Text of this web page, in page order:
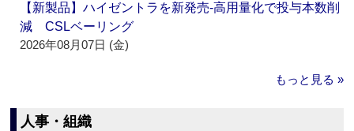
【新製品】ハイゼントラを新発売‐高用量化で投与本数削
減 CSLベーリング
2026年08月07日 (金)
もっと見る »
人事・組織